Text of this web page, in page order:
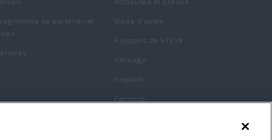
de partenariat
Visite d'usine
À propos de STEYR
Héritage
Emplois
Fanshop